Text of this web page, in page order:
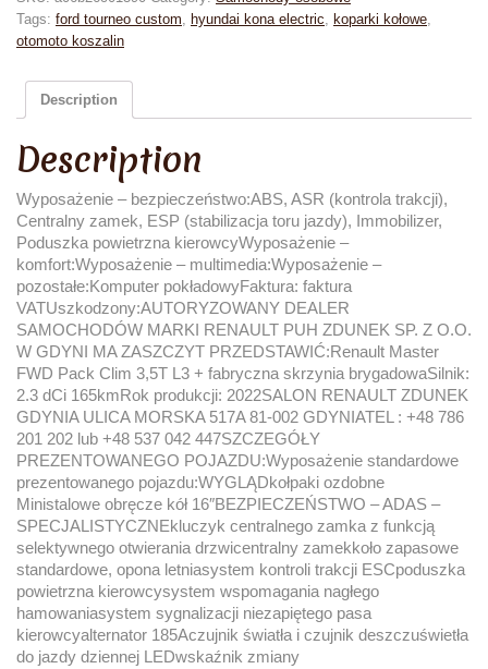
Tags: ford tourneo custom, hyundai kona electric, koparki kołowe,
otomoto koszalin
Description
Description
Wyposażenie – bezpieczeństwo:ABS, ASR (kontrola trakcji),
Centralny zamek, ESP (stabilizacja toru jazdy), Immobilizer,
Poduszka powietrzna kierowcyWyposażenie –
komfort:Wyposażenie – multimedia:Wyposażenie –
pozostałe:Komputer pokładowyFaktura: faktura
VATUszkodzony:AUTORYZOWANY DEALER
SAMOCHODÓW MARKI RENAULT PUH ZDUNEK SP. Z O.O.
W GDYNI MA ZASZCZYT PRZEDSTAWIĆ:Renault Master
FWD Pack Clim 3,5T L3 + fabryczna skrzynia brygadowaSilnik:
2.3 dCi 165kmRok produkcji: 2022SALON RENAULT ZDUNEK
GDYNIA ULICA MORSKA 517A 81-002 GDYNIATEL : +48 786
201 202 lub +48 537 042 447SZCZEGÓŁY
PREZENTOWANEGO POJAZDU:Wyposażenie standardowe
prezentowanego pojazdu:WYGLĄDkołpaki ozdobne
Ministalowe obręcze kół 16″BEZPIECZEŃSTWO – ADAS –
SPECJALISTYCZNEkluczyk centralnego zamka z funkcją
selektywnego otwierania drzwicentralny zamekkoło zapasowe
standardowe, opona letniasystem kontroli trakcji ESCpoduszka
powietrzna kierowcysystem wspomagania nagłego
hamowaniasystem sygnalizacji niezapiętego pasa
kierowcyalternator 185Aczujnik światła i czujnik deszczuświetła
do jazdy dziennej LEDwskaźnik zmiany